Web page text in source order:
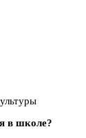
в школе?